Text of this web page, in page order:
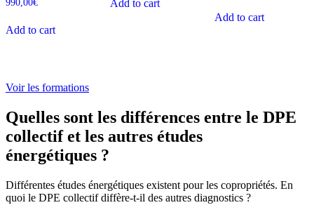
4.67
990,00€
Add to cart
Add to cart
Add to cart
Voir les formations
Quelles sont les différences entre le DPE
collectif et les autres études
énergétiques ?
Différentes études énergétiques existent pour les copropriétés. En
quoi le DPE collectif diffère-t-il des autres diagnostics ?